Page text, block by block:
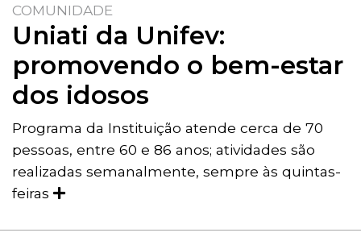
COMUNIDADE
Uniati da Unifev:
promovendo o bem-estar
dos idosos
Programa da Instituição atende cerca de 70
pessoas, entre 60 e 86 anos; atividades são
realizadas semanalmente, sempre às quintas-
feiras